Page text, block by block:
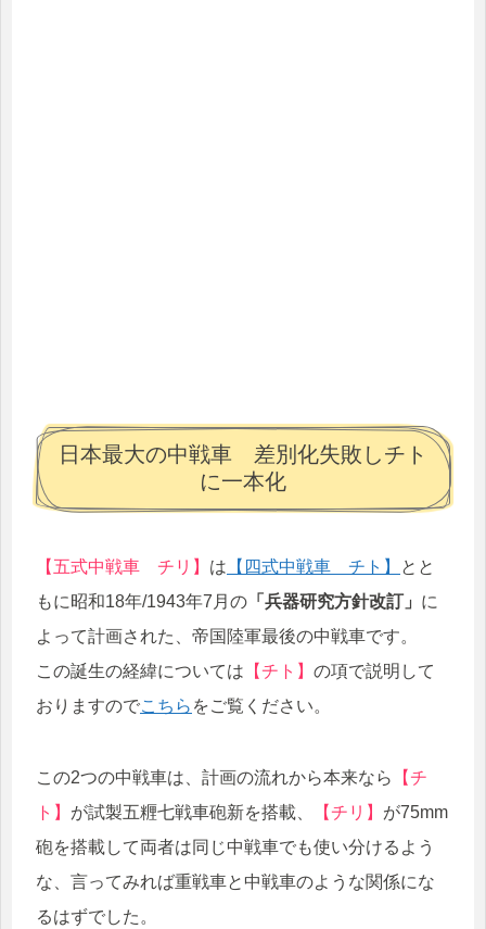
日本最大の中戦車 差別化失敗しチト
に一本化
【五式中戦車 チリ】 は 【四式中戦車 チト】
とと
もに昭和18年/1943年7月の 「兵器研究方針改訂」 に
よって計画された、帝国陸軍最後の中戦車です。
この誕生の経緯については 【チト】 の項で説明して
おりますのでこちら をご覧ください。
この2つの中戦車は、計画の流れから本来なら
【チ
ト】 が試製五糎七戦車砲新を搭載、 【チリ】 が75mm
砲を搭載して両者は同じ中戦車でも使い分けるよう
な、言ってみれば重戦車と中戦車のような関係にな
るはずでした。